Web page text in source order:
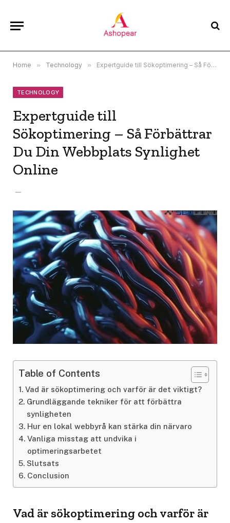
Home » Technology » Expertguide till Sökoptimering – Så Förbättrar Du Din Webbplats Synlighet Online
TECHNOLOGY
Expertguide till
Sökoptimering – Så Förbättrar
Du Din Webbplats Synlighet
Online
Table of Contents
Vad är sökoptimering och varför är det viktigt?
Grundläggande tekniker för att förbättra
synligheten
Hur en lokal webbyrå kan stärka din närvaro
Vanliga misstag att undvika i
optimeringsarbetet
Slutsats
Conclusion
Vad är sökoptimering och varför är